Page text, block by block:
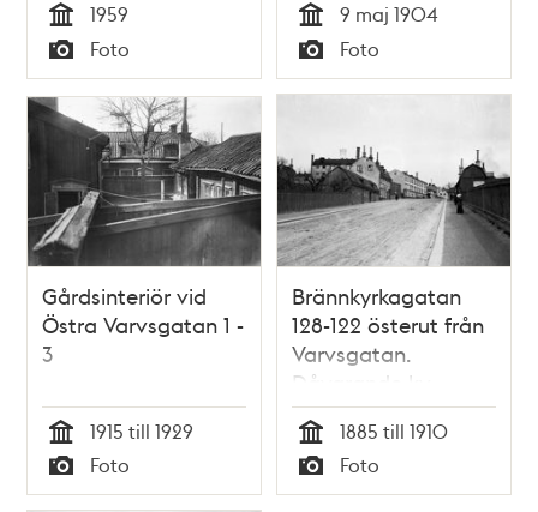
Tid
1959
Typ
Foto Tid
9 maj 1904
Typ
Foto
Gårdsinteriör vid
Östra Varvsgatan 1 -
3
Tid
1915 till 1929
Typ
Foto
Brännkyrkagatan
128-122 österut från
Varvsgatan.
Dåvarande kv.
Plankan (tidigare
Kaninen Mindre) och
kv. Låset.
Nuvarande kv.
Tid
1885 till 1910
Typ
Foto